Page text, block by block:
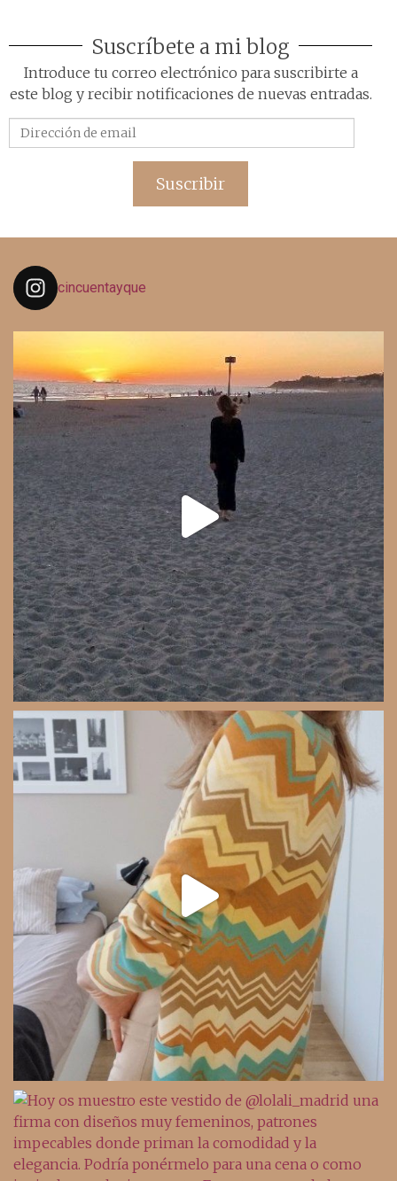
Suscríbete a mi blog
Introduce tu correo electrónico para suscribirte a
este blog y recibir notificaciones de nuevas entradas.
de
Suscribir
cincuentayque